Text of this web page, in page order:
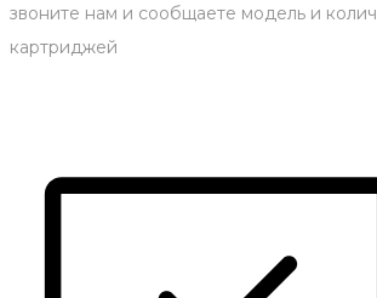
звоните нам и сообщаете модель и
картриджей